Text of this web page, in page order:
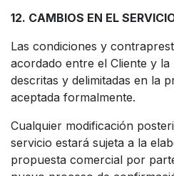
12. CAMBIOS EN EL
Las condiciones y
acordado entre el Cliente y la
descritas y delimitadas en la
aceptada formalmente.
Cualquier modificación
servicio estará sujeta a la
propuesta comercial por